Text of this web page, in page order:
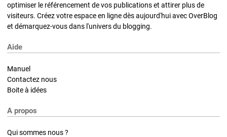
optimiser le référencement de vos publications et attirer plus de
visiteurs. Créez votre espace en ligne dès aujourd'hui avec OverBlog
et démarquez-vous dans l'univers du blogging.
Aide
Manuel
Contactez nous
Boite à idées
A propos
Qui sommes nous ?